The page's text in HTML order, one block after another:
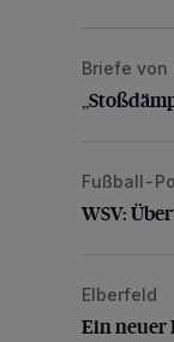
Briefe von
WSV:
Fußball-
WSV:
Ein neuer
Elberfeld
Ein neuer